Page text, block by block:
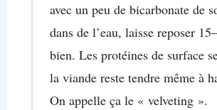
avec un peu de bicarbonate de
dans de l’eau, laisse reposer
bien. Les protéines de surface
la viande reste tendre même à
On appelle ça le « velveting ».